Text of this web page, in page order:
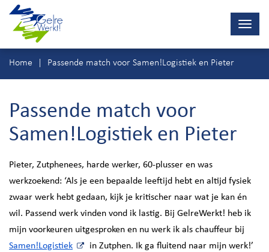
Ga
direct
naar
Home
Passende match voor Samen!Logistiek en Pieter
Passende match voor
Samen!Logistiek en Pieter
Pieter, Zutphenees, harde werker, 60-plusser en was
werkzoekend: ‘Als je een bepaalde leeftijd hebt en altijd fysiek
zwaar werk hebt gedaan, kijk je kritischer naar wat je kan én
wil. Passend werk vinden vond ik lastig. Bij GelreWerkt! heb ik
mijn voorkeuren uitgesproken en nu werk ik als chauffeur bij
Samen!Logistiek
in Zutphen. Ik ga fluitend naar mijn werk!’